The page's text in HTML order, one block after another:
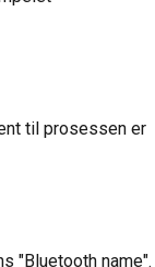
til prosessen er
"Bluetooth name".